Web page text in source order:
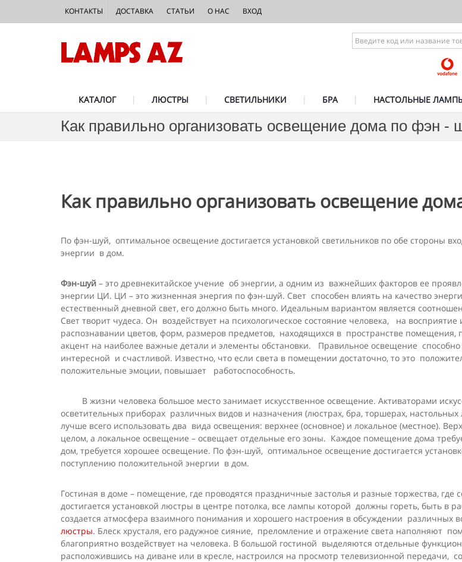
КОНТАКТЫ ДОСТАВКА СТАТЬИ О НАС ВХОД
КАТАЛОГ ЛЮСТРЫ СВЕТИЛЬНИКИ БРА НАСТОЛЬНЫЕ
Как правильно организовать освещение дома по фэн -
Как правильно организовать освещение
По фэн-шуй, оптимальное освещение достигается установкой светильников по обе стороны
энергии в дом.
Фэн-шуй – это древнекитайское учение об энергии, а одним из важнейших факторов ее
энергии ЦИ. ЦИ – это жизненная энергия по фэн-шуй. Свет способен влиять на качество
естественный дневной свет, его должно быть много. Идеальным вариантом является
Свет творит чудеса. Он воздействует на психологическое состояние человека, на
распознавании цветов, форм, размеров предметов, находящихся в пространстве помещения,
акцент на наиболее важные детали и элементы обстановки. Правильное освещение
интересной и счастливой. Известно, что если света в помещении достаточно, то это
положительные эмоции, повышает работоспособность.
В жизни человека большое место занимает искусственное освещение. Активаторами
осветительных приборах различных видов и назначения (люстрах, бра, торшерах, настольных
лучше всего использовать два вида освещения: верхнее (основное) и локальное (местное).
целом, а локальное освещение – освещает отдельные его зоны. Каждое помещение дома
дом, требуется хорошее освещение. По фэн-шуй, оптимальное освещение достигается
поступлению положительной энергии в дом.
Гостиная в доме – помещение, где проводятся праздничные застолья и разные торжества,
достигается установкой люстры в центре потолка, все лампы которой должны гореть, быть
создается атмосфера взаимного понимания и хорошего настроения в обсуждении различных
люстры. Блеск хрусталя, его радужное сияние, преломление и отражение света наполняют
благоприятно воздействует на человека. В большой гостиной выделяются отдельные
расположившись на диване или в кресле, настроился на просмотр телевизионной передачи,